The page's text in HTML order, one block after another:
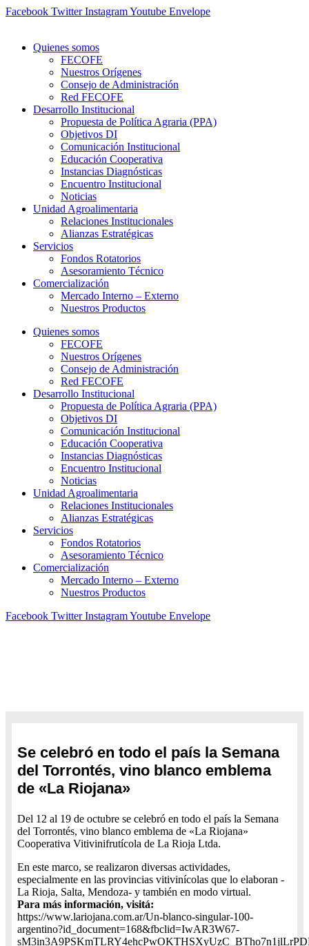
Ir
Facebook Twitter InstagramYoutube Envelope
Quienes somos
FECOFE
Nuestros Orígenes
Consejo de Administración
Red FECOFE
Desarrollo Institucional
Propuesta de Política Agraria (PPA)
Objetivos DI
Comunicación Institucional
Educación Cooperativa
Instancias Diagnósticas
Encuentro Institucional
Noticias
Unidad Agroalimentaria
Relaciones Institucionales
Alianzas Estratégicas
Servicios
Fondos Rotatorios
Asesoramiento Técnico
Comercialización
Mercado Interno – Externo
Nuestros Productos
Quienes somos
FECOFE
Nuestros Orígenes
Consejo de Administración
Red FECOFE
Desarrollo Institucional
Propuesta de Política Agraria (PPA)
Objetivos DI
Comunicación Institucional
Educación Cooperativa
Instancias Diagnósticas
Encuentro Institucional
Noticias
Unidad Agroalimentaria
Relaciones Institucionales
Alianzas Estratégicas
Servicios
Fondos Rotatorios
Asesoramiento Técnico
Comercialización
Mercado Interno – Externo
Nuestros Productos
Facebook Twitter InstagramYoutube Envelope
Se celebró en todo el país la Semana
del Torrontés, vino blanco emblema
de «La Riojana»
Del 12 al 19 de octubre se celebró en todo el país la Semana
del Torrontés, vino blanco emblema de «La Riojana»
Cooperativa Vitivinifrutícola de La Rioja Ltda.
En este marco, se realizaron diversas actividades,
especialmente en las provincias vitivinícolas que lo elaboran -
La Rioja, Salta, Mendoza- y también en modo virtual.
Para más información, visitá:
https://www.lariojana.com.ar/Un-blanco-singular-100-
argentino?id_document=168&fbclid=IwAR3W67-